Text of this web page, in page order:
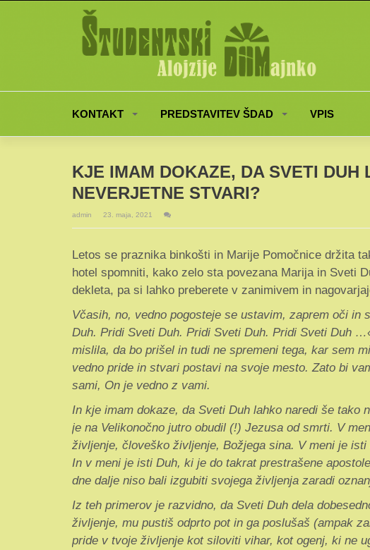
KONTAKT PREDSTAVITEV ŠDAD VPIS
KJE IMAM DOKAZE, DA SVETI DUH
NEVERJETNE STVARI?
admin 23. maja, 2021
Letos se praznika binkošti in Marije Pomočnice držita
hotel spomniti, kako zelo sta povezana Marija in Sveti
dekleta, pa si lahko preberete v zanimivem in
Včasih, no, vedno pogosteje se ustavim, zaprem oči in
Duh. Pridi Sveti Duh. Pridi Sveti Duh. Pridi Sveti Duh
mislila, da bo prišel in tudi ne spremeni tega, kar sem
vedno pride in stvari postavi na svoje mesto. Zato bi
sami, On je vedno z vami.
In kje imam dokaze, da Sveti Duh lahko naredi še tako
je na Velikonočno jutro obudil (!) Jezusa od smrti. V
življenje, človeško življenje, Božjega sina. V meni je
In v meni je isti Duh, ki je do takrat prestrašene
dne dalje niso bali izgubiti svojega življenja zaradi
Iz teh primerov je razvidno, da Sveti Duh dela
življenje, mu pustiš odprto pot in ga poslušaš (ampak
pride v tvoje življenje kot siloviti vihar, kot ogenj, ki ne